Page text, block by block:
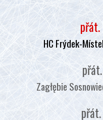
přát.
HC Frýdek-
přát.
Zagłębie
přát.